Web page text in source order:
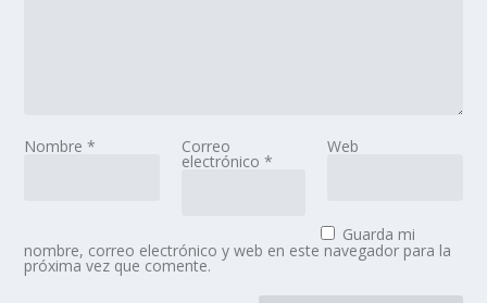
Nombre* Correo
electrónico *
Web
Guarda mi
nombre, correo electrónico y web en este navegador para la
próxima vez que comente.